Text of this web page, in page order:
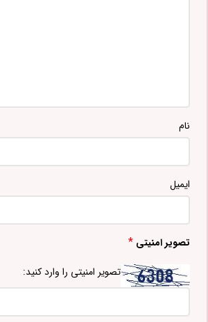
نام
ایمیل
تصویر امنیتی *
تصویر امنیتی را وارد کنید: